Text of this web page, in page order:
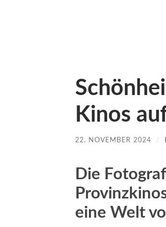
Kinos
22. NOVEMBER 2024 /
Die
eine Welt